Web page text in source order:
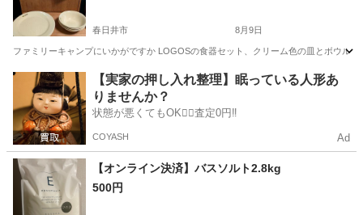
春日井市 8月9日
ファミリーキャンプにいかがですか LOGOSの食器セット、クリーム色の皿とボウ
愛知 春日井市 食器 食器セット
【実家の押し入れ整理】眠っている人形あ
りませんか？
状態が悪くてもOK🙆‍♀️査定0円‼️
COYASH Ad
【オンライン決済】バスソルト2.8kg
500円